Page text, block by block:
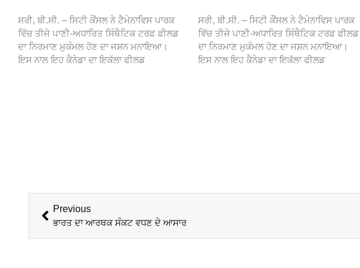
ਸਰੀ, ਬੀ.ਸੀ. – ਸਿਟੀ ਕੌਂਸਲ ਨੇ ਟੈਮੇਨਾਵਿਸ ਪਾਰਕ
ਵਿੱਚ ਤੀਜੇ ਪਾਣੀ-ਅਧਾਰਿਤ ਸਿੰਥੈਟਿਕ ਟਰਫ਼ ਫੀਲਡ
ਦਾ ਨਿਰਮਾਣ ਮੁਕੰਮਲ ਹੋਣ ਦਾ ਜਸ਼ਨ ਮਨਾਇਆ।
ਇਸ ਨਾਲ ਇਹ ਕੈਨੇਡਾ ਦਾ ਇਕੱਲਾ ਫੀਲਡ
ਸਰੀ, ਬੀ.ਸੀ. – ਸਿਟੀ ਕੌਂਸਲ ਨੇ ਟੈਮੇਨਾਵਿਸ ਪਾਰਕ
ਵਿੱਚ ਤੀਜੇ ਪਾਣੀ-ਅਧਾਰਿਤ ਸਿੰਥੈਟਿਕ ਟਰਫ਼ ਫੀਲਡ
ਦਾ ਨਿਰਮਾਣ ਮੁਕੰਮਲ ਹੋਣ ਦਾ ਜਸ਼ਨ ਮਨਾਇਆ।
ਇਸ ਨਾਲ ਇਹ ਕੈਨੇਡਾ ਦਾ ਇਕੱਲਾ ਫੀਲਡ
Previous
ਭਾਰਤ ਦਾ ਆਰਥਕ ਸੰਕਟ ਵਧਣ ਦੇ ਆਸਾਰ